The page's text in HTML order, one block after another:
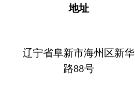
地址
辽宁省阜新市海州区新华
路88号